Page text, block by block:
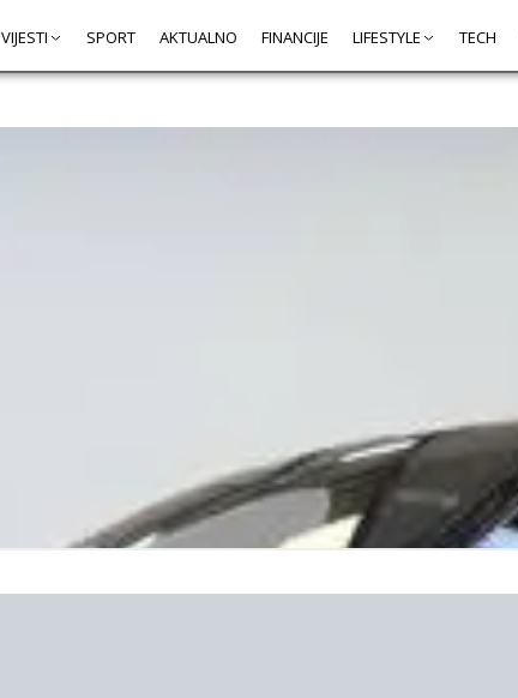
VIJESTI SPORT AKTUALNO FINANCIJE LIFESTYLE TECH